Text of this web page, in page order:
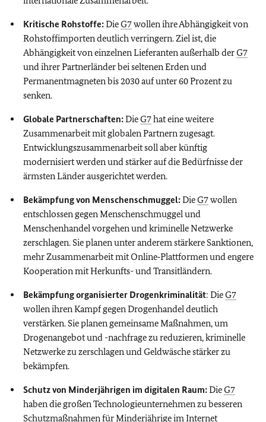
Kritische Rohstoffe:DieG7wollen ihre Abhängigkeit von
Rohstoffimporten deutlich verringern. Ziel ist, die
Abhängigkeit von einzelnen Lieferanten außerhalb derG7
und ihrer Partnerländer bei seltenen Erden und
Permanentmagneten bis 2030 auf unter 60 Prozent zu
senken.
Globale Partnerschaften:DieG7hat eine weitere
Zusammenarbeit mit globalen Partnern zugesagt.
Entwicklungszusammenarbeit soll aber künftig
modernisiert werden und stärker auf die Bedürfnisse der
ärmsten Länder ausgerichtet werden.
Bekämpfung von Menschenschmuggel:DieG7wollen
entschlossen gegen Menschenschmuggel und
Menschenhandel vorgehen und kriminelle Netzwerke
zerschlagen. Sie planen unter anderem stärkere Sanktionen,
mehr Zusammenarbeit mit Online‑Plattformen und engere
Kooperation mit Herkunfts- und Transitländern.
Bekämpfung organisierter Drogenkriminalität: DieG7
wollen ihren Kampf gegen Drogenhandel deutlich
verstärken. Sie planen gemeinsame Maßnahmen, um
Drogenangebot und -nachfrage zu reduzieren, kriminelle
Netzwerke zu zerschlagen und Geldwäsche stärker zu
bekämpfen.
Schutz von Minderjährigen im digitalen Raum:DieG7
haben die großen Technologieunternehmen zu besseren
Schutzmaßnahmen für Minderjährige im Internet